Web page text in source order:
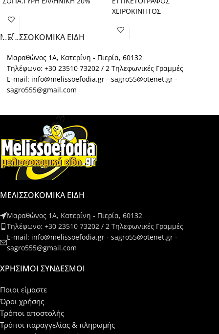
ΧΕΙΡΟΚΙΝΗΤΟΣ
ΜΕΛΙΣΣΟΚΟΜΙΚΑ ΕΙΔΗ
Μαραθώνος 1Α, Κατερίνη - Πιερία, 60132
Τηλέφωνο: +30 23510 73202 / 2 Τηλεφωνικές Γραμμές
E-mail: info@melissoefodia.gr - sagro55@otenet.gr -
sagro555@gmail.com
ΜΕΛΙΣΣΟΚΟΜΙΚΑ ΕΙΔΗ
Μαραθώνος 1Α, Κατερίνη - Πιερία, 60132
Τηλέφωνο: +30 23510 73202 / 2 Τηλεφωνικές Γραμμές
E-mail: info@melissoefodia.gr - sagro55@otenet.gr -
sagro555@gmail.com
ΧΡΉΣΙΜΟΙ ΣΎΝΔΕΣΜΟΙ
Ποιοι είμαστε
Όροι χρήσης
Τρόποι αποστολής
Τρόποι παραγγελίας & πληρωμής